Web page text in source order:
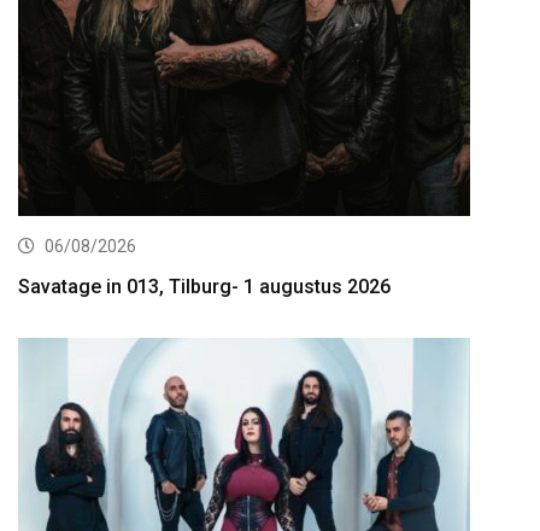
06/08/2026
Savatage in 013, Tilburg- 1 augustus 2026